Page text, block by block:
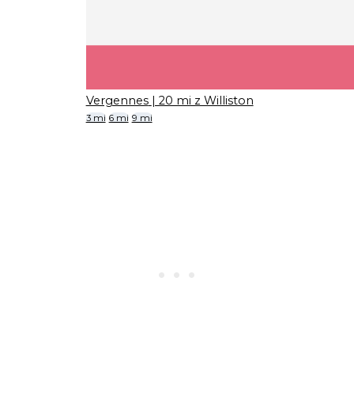
Vergennes | 20 mi z Williston
3 mi 6 mi 9 mi